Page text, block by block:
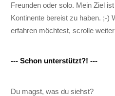
Freunden oder solo. Mein Ziel
Kontinente bereist zu haben. ;-)
erfahren möchtest, scrolle
--- Schon unterstützt?! ---
Du magst, was du siehst?